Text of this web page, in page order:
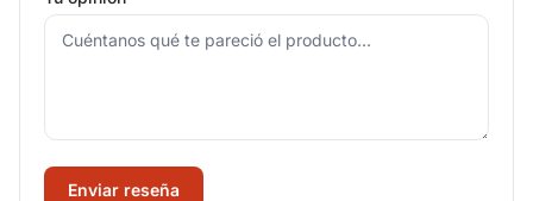
Enviar reseña